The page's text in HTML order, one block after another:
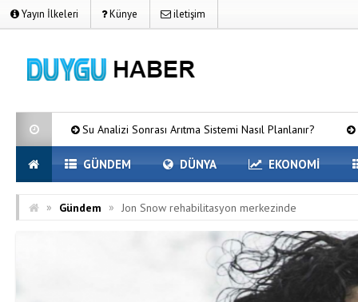
Yayın İlkeleri Künye iletişim
Su Analizi Sonrası Arıtma Sistemi Nasıl Planlanır? Kurumsal
GÜNDEM DÜNYA EKONOMİ
» Gündem » Jon Snow rehabilitasyon merkezinde